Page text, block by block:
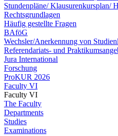
Stundenpläne/ Klausurenkursplan/
Rechtsgrundlagen
Häufig gestellte Fragen
BAföG
Wechsler/Anerkennung von
Referendariats- und
Jura International
Forschung
ProKUR 2026
Faculty VI
Faculty VI
The Faculty
Departments
Studies
Examinations